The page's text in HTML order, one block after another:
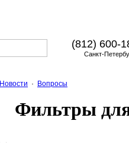
(812) 600-
Санкт-
Новости · Вопросы
Фильтры